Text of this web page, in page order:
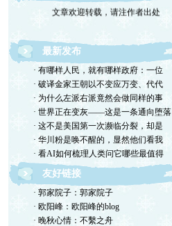
文章欢迎转载，请注作者出处
最新发布
· 有哪样人民，就有哪样政府：一位
· 破译金家王朝以不变应万变、代代
· 为什么左派右派竟然会做同样的事
· 世界正在变灰——这是一条通向堕落
· 这不是美国第一次濒临分裂，却是
· 华川粉是唤不醒的，显然他们看我
· 看AI如何梳理人类问它哪些最值得
友好链接
· 郭家院子：郭家院子
· 欧阳峰：欧阳峰的blog
· 晚秋心情：不繫之舟